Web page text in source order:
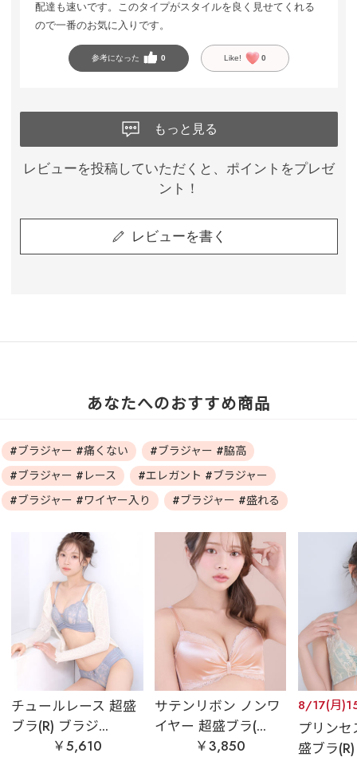
配達も速いです。このタイプがスタイルを良く見せてくれる
ので一番のお気に入りです。
参考になった 0 Like! 0
もっと見る
レビューを投稿していただくと、ポイントをプレゼ
ント！
レビューを書く
あなたへのおすすめ商品
#ブラジャー #痛くない
#ブラジャー #脇高
#ブラジャー #レース
#エレガント #ブラジャー
#ブラジャー #ワイヤー入り
#ブラジャー #盛れる
チュールレース 超盛
ブラ(R) ブラジ...
￥5,610
サテンリボン ノンワ
イヤー 超盛ブラ(...
￥3,850
8/17(月
プリン
盛ブラ